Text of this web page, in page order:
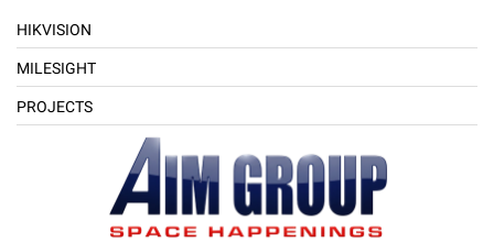
HIKVISION
MILESIGHT
PROJECTS